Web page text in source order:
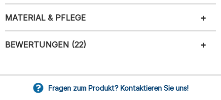
MATERIAL & PFLEGE
BEWERTUNGEN (22)
Fragen zum Produkt? Kontaktieren Sie uns!